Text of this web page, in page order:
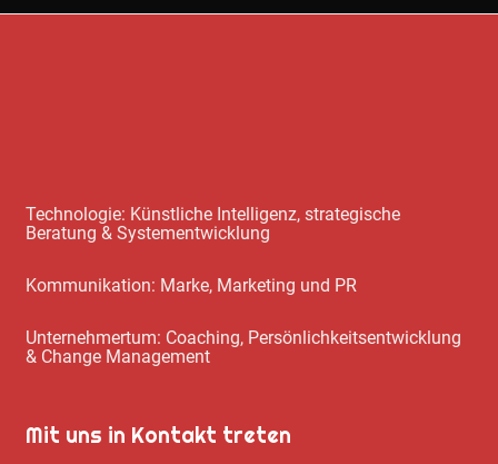
Technologie: Künstliche Intelligenz, strategische
Beratung & Systementwicklung
Kommunikation: Marke, Marketing und PR
Unternehmertum: Coaching, Persönlichkeitsentwicklung
& Change Management
Mit uns in Kontakt treten